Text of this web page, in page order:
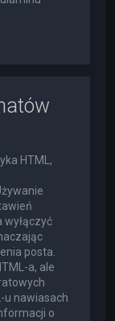
HTML,
posta.
a, ale
u nawiasach
o